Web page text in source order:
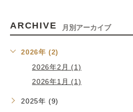
ARCHIVE 月別アーカイブ
2026年 (2)
2026年2月 (1)
2026年1月 (1)
2025年 (9)